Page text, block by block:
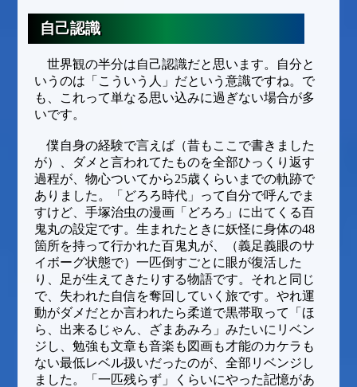
自己認識
世界観の半分は自己認識だと思います。自分と
いうのは「こういう人」だという意識ですね。で
も、これって単なる思い込みに過ぎない場合が多
いです。
僕自身の経験で言えば（昔もここで書きました
が）、ダメと言われてたものを全部ひっくり返す
過程が、物心ついてから25歳くらいまでの軌跡で
ありました。「どろろ時代」って自分で呼んでま
すけど、手塚治虫の漫画「どろろ」に出てくる百
鬼丸の設定です。生まれたときに妖怪に身体の48
箇所を持って行かれた百鬼丸が、（義足義眼のサ
イボーグ状態で）一匹倒すごとに眼が復活した
り、足が生えてきたりする物語です。それと同じ
で、失われた自信を奪回していく旅です。やれ運
動がダメだとか言われたら柔道で黒帯取って「ほ
ら、出来るじゃん、ざまあみろ」みたいにリベン
ジし、勉強も文章も音楽も図画も才能のカケラも
ない最低レベル扱いだったのが、全部リベンジし
ました。「一匹残らず」くらいにやった記憶があ